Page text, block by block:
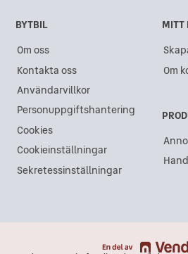
BYTBIL
Om oss
Kontakta oss
Användarvillkor
Personuppgiftshantering
Cookies
Cookieinställningar
Sekretessinställningar
MITT
Om